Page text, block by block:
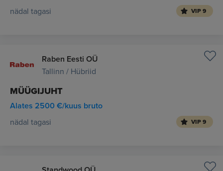
nädal tagasi VIP 9
Raben Eesti OÜ
Tallinn / Hübriid
MÜÜGIJUHT
Alates 2500 €/kuus bruto
nädal tagasi VIP 9